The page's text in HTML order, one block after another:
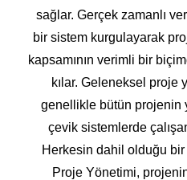
sağlar. Gerçek zamanlı
bir sistem kurgulayarak
kapsamının verimli bir
kılar. Geleneksel proje
genellikle bütün projenin
çevik sistemlerde
Herkesin dahil olduğu
Proje Yönetimi,